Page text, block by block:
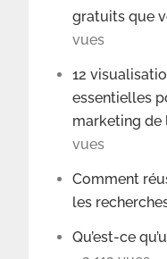
gratuits que
vues
12
essentielles
marketing de
vues
Comment
les
Qu’est-ce